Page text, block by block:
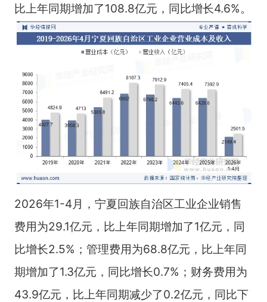
比上年同期增加了108.8亿元，同比增长4.6%。
2026年1-4月，宁夏回族自治区工业企业销售
费用为29.1亿元，比上年同期增加了1亿元，同
比增长2.5%；管理费用为68.8亿元，比上年同
期增加了1.3亿元，同比增长0.7%；财务费用为
43.9亿元，比上年同期减少了0.2亿元，同比下